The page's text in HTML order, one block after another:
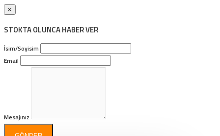
×
STOKTA OLUNCA HABER VER
İsim/Soyisim
Email
Mesajınız